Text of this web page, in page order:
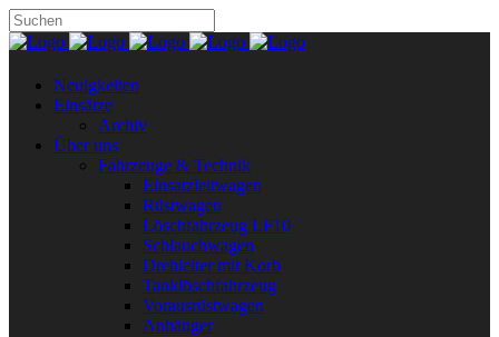
Neuigkeiten
Einsätze
Archiv
Über uns
Fahrzeuge & Technik
Einsatzleitwagen
Rüstwagen
Löschfahrzeug LF10
Schlauchwagen
Drehleiter mit Korb
Tanklöschfahrzeug
Vorausrüstwagen
Anhänger